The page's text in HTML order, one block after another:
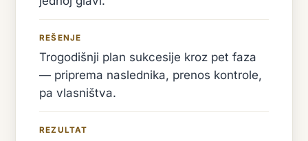
REŠENJE
Trogodišnji plan sukcesije kroz pet faza
— priprema naslednika, prenos kontrole,
pa vlasništva.
REZULTAT